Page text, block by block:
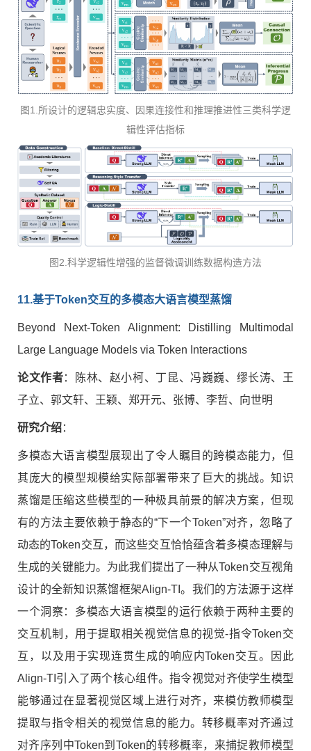
图1.所设计的逻辑忠实度、因果连接性和推理推进性三类科学逻
辑性评估指标
图2.科学逻辑性增强的监督微调训练数据构造方法
11.基于Token交互的多模态大语言模型蒸馏
Beyond Next-Token Alignment: Distilling Multimodal
Large Language Models via Token Interactions
论文作者：陈林、赵小柯、丁昆、冯巍巍、缪长涛、王
子立、郭文轩、王颖、郑开元、张博、李哲、向世明
研究介绍：
多模态大语言模型展现出了令人瞩目的跨模态能力，但
其庞大的模型规模给实际部署带来了巨大的挑战。知识
蒸馏是压缩这些模型的一种极具前景的解决方案，但现
有的方法主要依赖于静态的“下一个Token”对齐，忽略了
动态的Token交互，而这些交互恰恰蕴含着多模态理解与
生成的关键能力。为此我们提出了一种从Token交互视角
设计的全新知识蒸馏框架Align-TI。我们的方法源于这样
一个洞察：多模态大语言模型的运行依赖于两种主要的
交互机制，用于提取相关视觉信息的视觉-指令Token交
互，以及用于实现连贯生成的响应内Token交互。因此
Align-TI引入了两个核心组件。指令视觉对齐使学生模型
能够通过在显著视觉区域上进行对齐，来模仿教师模型
提取与指令相关的视觉信息的能力。转移概率对齐通过
对齐序列中Token到Token的转移概率，来捕捉教师模型